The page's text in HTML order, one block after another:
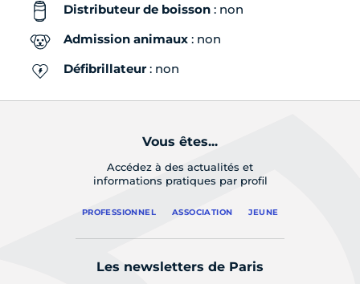
Distributeur de boisson : non
Admission animaux : non
Défibrillateur: non
Vous êtes...
Accédez à des actualités et
informations pratiques par profil
PROFESSIONNEL ASSOCIATION JEUNE
Les newsletters de Paris